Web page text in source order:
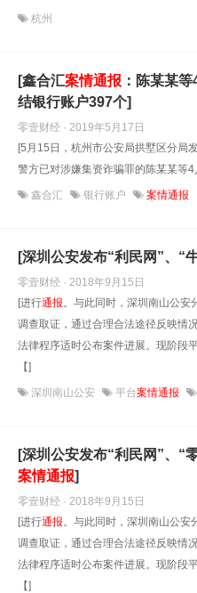
杭州
[鑫合汇案情通报 ：陈某某
结银行账户397个]
零壹财经 · 2019年5月17日
[5月15日，杭州市公安局拱墅区分局
警方已对涉嫌集资诈骗罪的陈某某等
鑫合汇 银行账户 案情通报
[深圳公安发布“利民网”、“
零壹财经 · 2018年9月15日
[进行通报。与此同时，深圳南山公安
调查取证，通过合理合法途径反映情
法律程序适时公布案件进展。现阶段
【]
深圳南山公安 平台案情通报
[深圳公安发布“利民网”、“
案情通报]
零壹财经 · 2018年9月15日
[进行通报。与此同时，深圳南山公安
调查取证，通过合理合法途径反映情
法律程序适时公布案件进展。现阶段
【]